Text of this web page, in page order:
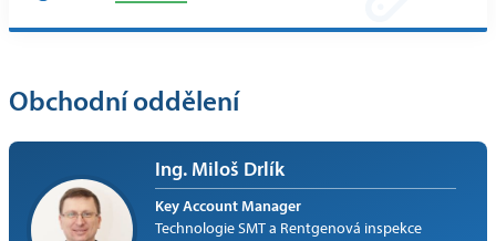
Obchodní oddělení
Ing. Miloš Drlík
Key Account Manager
Technologie SMT a Rentgenová inspekce